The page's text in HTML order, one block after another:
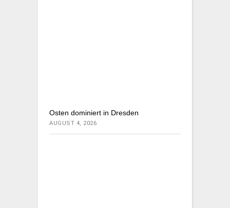
Osten dominiert in Dresden
AUGUST 4, 2026